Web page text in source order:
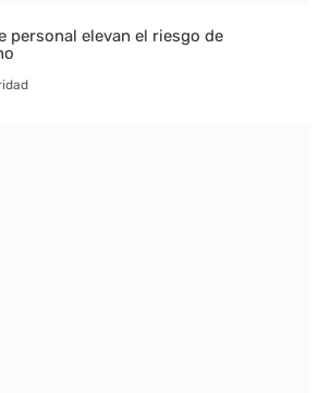
personal elevan el riesgo de